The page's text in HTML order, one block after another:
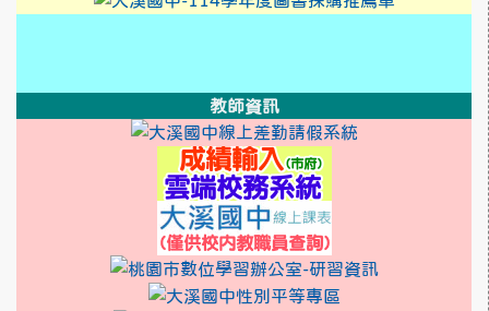
link to https://
link to http://
link to https://
link to https://
link to http://
link to https://
link to https://
link to https://
教師資訊
link to http://
link to https://
link to https://
link to https://
link to http://
link to
link to
link to
link to http://
link to https://
link to https://